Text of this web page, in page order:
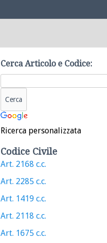
Cerca Articolo e Codice:
Ricerca personalizzata
Codice Civile
Art. 2168 c.c.
Art. 2285 c.c.
Art. 1419 c.c.
Art. 2118 c.c.
Art. 1675 c.c.